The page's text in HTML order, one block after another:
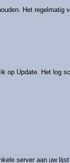
Het
op Update. Het log
server aan uw